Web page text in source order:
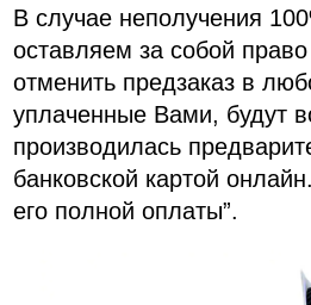
В случае неполучения
оставляем за собой
отменить предзаказ в
уплаченные Вами, будут
производилась
банковской картой
его полной оплаты”.